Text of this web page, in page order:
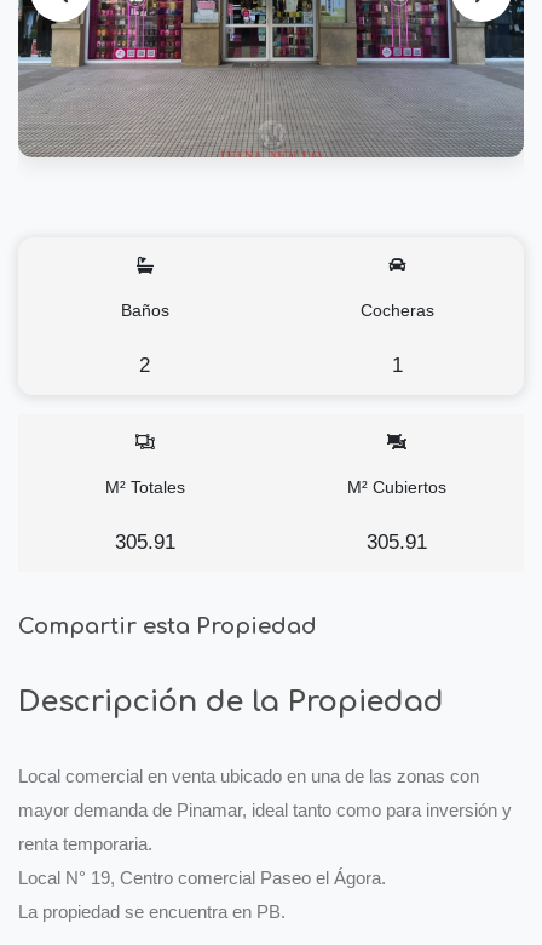
Baños
2
Cocheras
1
M² Totales
305.91
M² Cubiertos
305.91
Compartir esta Propiedad
Descripción de la Propiedad
Local comercial en venta ubicado en una de las zonas con
mayor demanda de Pinamar, ideal tanto como para inversión y
renta temporaria.
Local N° 19, Centro comercial Paseo el Ágora.
La propiedad se encuentra en PB.